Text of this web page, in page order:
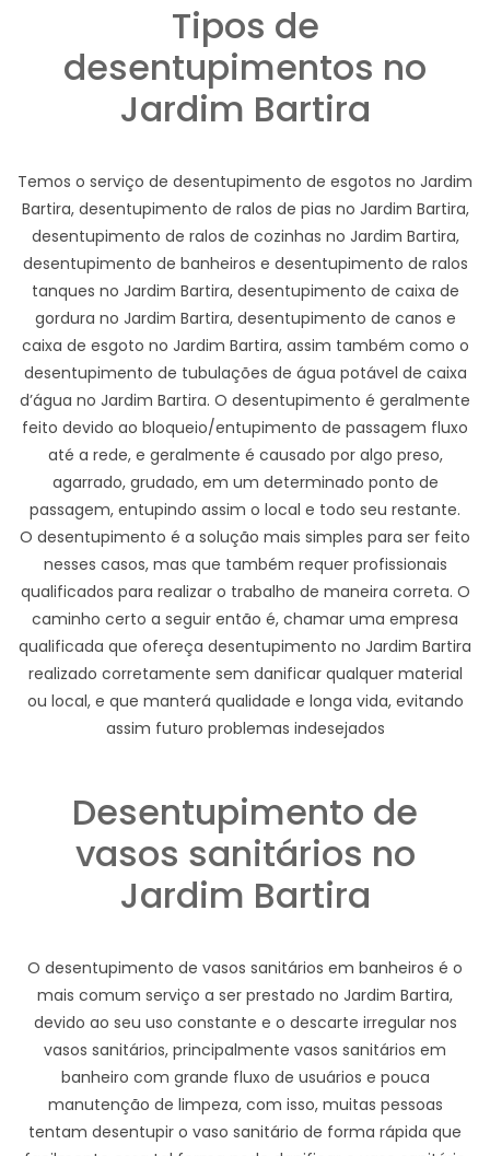
Tipos de
desentupimentos no
Jardim Bartira
Temos o serviço de desentupimento de esgotos no Jardim
Bartira, desentupimento de ralos de pias no Jardim Bartira,
desentupimento de ralos de cozinhas no Jardim Bartira,
desentupimento de banheiros e desentupimento de ralos
tanques no Jardim Bartira, desentupimento de caixa de
gordura no Jardim Bartira, desentupimento de canos e
caixa de esgoto no Jardim Bartira, assim também como o
desentupimento de tubulações de água potável de caixa
d’água no Jardim Bartira. O desentupimento é geralmente
feito devido ao bloqueio/entupimento de passagem fluxo
até a rede, e geralmente é causado por algo preso,
agarrado, grudado, em um determinado ponto de
passagem, entupindo assim o local e todo seu restante.
O desentupimento é a solução mais simples para ser feito
nesses casos, mas que também requer profissionais
qualificados para realizar o trabalho de maneira correta. O
caminho certo a seguir então é, chamar uma empresa
qualificada que ofereça desentupimento no Jardim Bartira
realizado corretamente sem danificar qualquer material
ou local, e que manterá qualidade e longa vida, evitando
assim futuro problemas indesejados
Desentupimento de
vasos sanitários no
Jardim Bartira
O desentupimento de vasos sanitários em banheiros é o
mais comum serviço a ser prestado no Jardim Bartira,
devido ao seu uso constante e o descarte irregular nos
vasos sanitários, principalmente vasos sanitários em
banheiro com grande fluxo de usuários e pouca
manutenção de limpeza, com isso, muitas pessoas
tentam desentupir o vaso sanitário de forma rápida que